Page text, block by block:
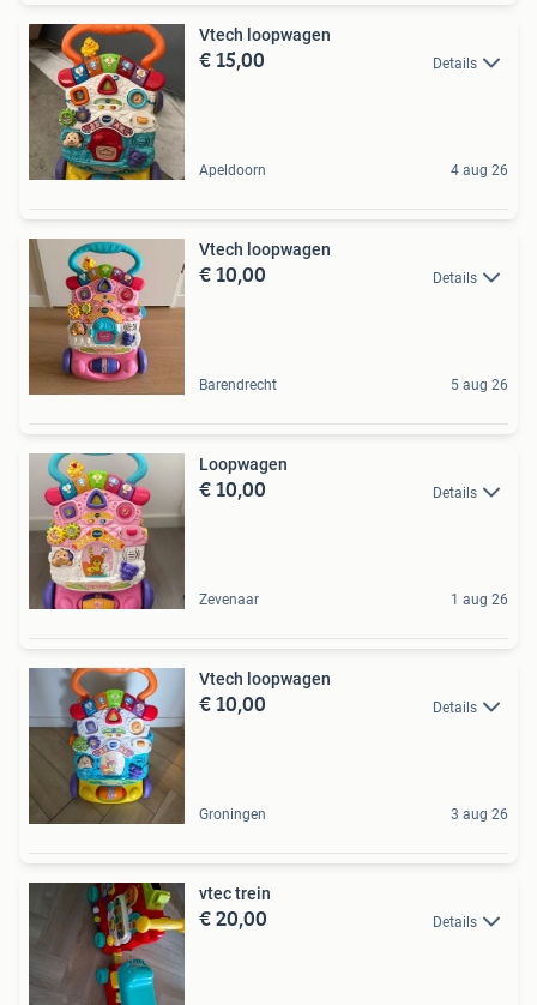
Vtech loopwagen
€ 15,00 Details
Apeldoorn 4 aug 26
Vtech loopwagen
€ 10,00 Details
Barendrecht 5 aug 26
Loopwagen
€ 10,00 Details
Zevenaar 1 aug 26
Vtech loopwagen
€ 10,00 Details
Groningen 3 aug 26
vtec trein
€ 20,00 Details